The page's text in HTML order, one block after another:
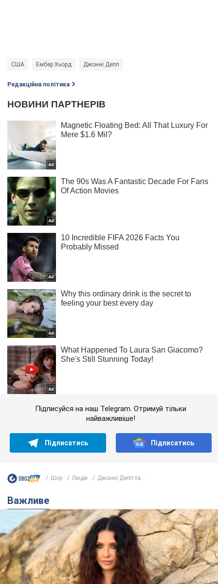
США Ембер Хьорд Джонні Депп
Редакційна політика
Підписуйся на наш Telegram. Отримуй тільки
найважливіше!
Підписатись Підписатись
Шоу Люди Джонні Депп та...
Важливе